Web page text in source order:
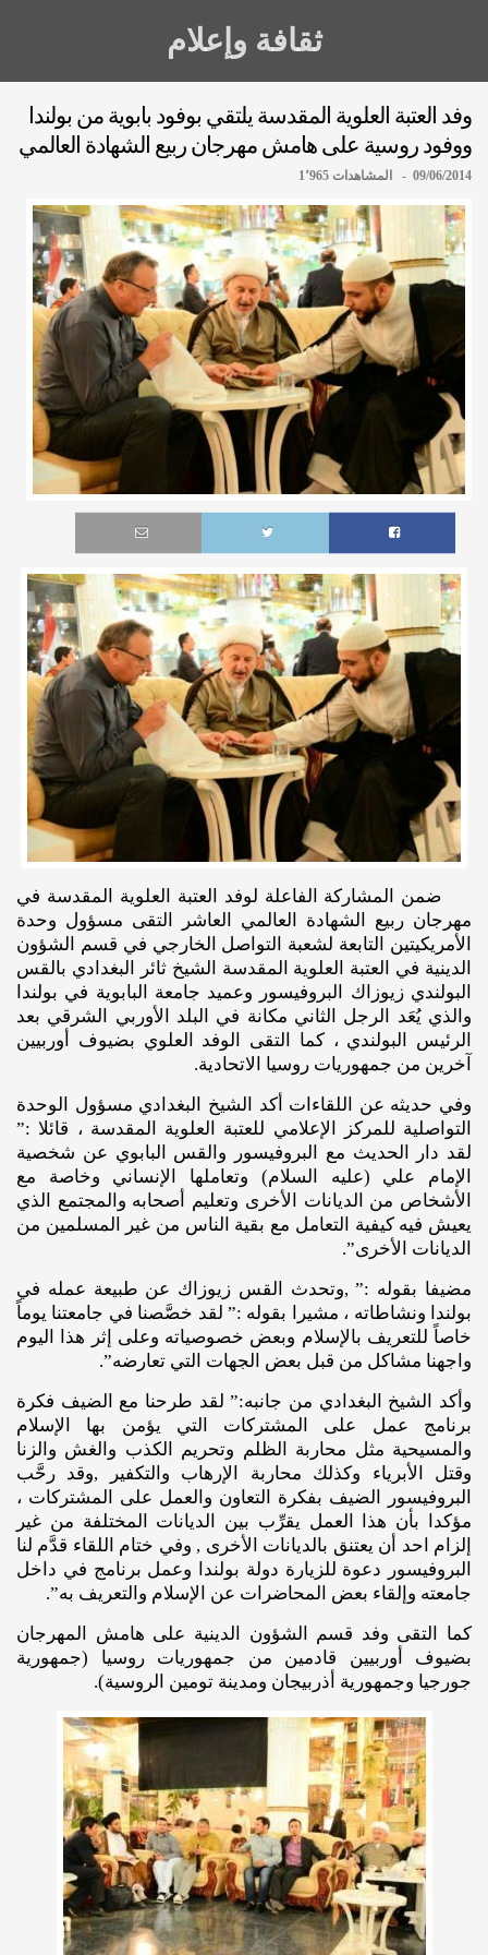
ثقافة وإعلام
وفد العتبة العلوية المقدسة يلتقي بوفود بابوية من بولندا
ووفود روسية على هامش مهرجان ربيع الشهادة العالمي
09/06/2014 - المشاهدات 1٬965
ضمن المشاركة الفاعلة لوفد العتبة العلوية المقدسة في
مهرجان ربيع الشهادة العالمي العاشر التقى مسؤول وحدة
الأمريكيتين التابعة لشعبة التواصل الخارجي في قسم الشؤون
الدينية في العتبة العلوية المقدسة الشيخ ثائر البغدادي بالقس
البولندي زيوزاك البروفيسور وعميد جامعة البابوية في بولندا
والذي يُعَد الرجل الثاني مكانة في البلد الأوربي الشرقي بعد
الرئيس البولندي ، كما التقى الوفد العلوي بضيوف أوربيين
آخرين من جمهوريات روسيا الاتحادية.
وفي حديثه عن اللقاءات أكد الشيخ البغدادي مسؤول الوحدة
التواصلية للمركز الإعلامي للعتبة العلوية المقدسة ، قائلا :”
لقد دار الحديث مع البروفيسور والقس البابوي عن شخصية
الإمام علي (عليه السلام) وتعاملها الإنساني وخاصة مع
الأشخاص من الديانات الأخرى وتعليم أصحابه والمجتمع الذي
يعيش فيه كيفية التعامل مع بقية الناس من غير المسلمين من
الديانات الأخرى”.
مضيفا بقوله :” ,وتحدث القس زيوزاك عن طبيعة عمله في
بولندا ونشاطاته ، مشيرا بقوله :” لقد خصَّصنا في جامعتنا يوماً
خاصاً للتعريف بالإسلام وبعض خصوصياته وعلى إثر هذا اليوم
واجهنا مشاكل من قبل بعض الجهات التي تعارضه”.
وأكد الشيخ البغدادي من جانبه:” لقد طرحنا مع الضيف فكرة
برنامج عمل على المشتركات التي يؤمن بها الإسلام
والمسيحية مثل محاربة الظلم وتحريم الكذب والغش والزنا
وقتل الأبرياء وكذلك محاربة الإرهاب والتكفير ,وقد رحَّب
البروفيسور الضيف بفكرة التعاون والعمل على المشتركات ،
مؤكدا بأن هذا العمل يقرِّب بين الديانات المختلفة من غير
إلزام احد أن يعتنق بالديانات الأخرى , وفي ختام اللقاء قدَّم لنا
البروفيسور دعوة للزيارة دولة بولندا وعمل برنامج في داخل
جامعته وإلقاء بعض المحاضرات عن الإسلام والتعريف به”.
كما التقى وفد قسم الشؤون الدينية على هامش المهرجان
بضيوف أوربيين قادمين من جمهوريات روسيا (جمهورية
جورجيا وجمهورية أذربيجان ومدينة تومين الروسية).